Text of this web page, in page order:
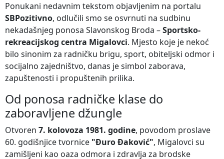
Ponukani nedavnim tekstom objavljenim na portalu
SBPozitivno, odlučili smo se osvrnuti na sudbinu
nekadašnjeg ponosa Slavonskog Broda –Sportsko-
rekreacijskog centra Migalovci. Mjesto koje je nekoć
bilo sinonim za radničku brigu, sport, obiteljski odmor i
socijalno zajedništvo, danas je simbol zaborava,
zapuštenosti i propuštenih prilika.
Od ponosa radničke klase do
zaboravljene džungle
Otvoren 7. kolovoza 1981. godine, povodom proslave
60. godišnjice tvornice "Đuro Đaković", Migalovci su
zamišljeni kao oaza odmora i zdravlja za brodske